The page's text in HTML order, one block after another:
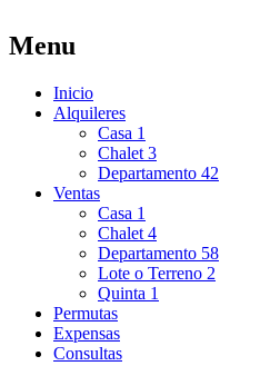
Menu
Inicio
Alquileres
Casa 1
Chalet 3
Departamento 42
Ventas
Casa 1
Chalet 4
Departamento 58
Lote o Terreno 2
Quinta 1
Permutas
Expensas
Consultas